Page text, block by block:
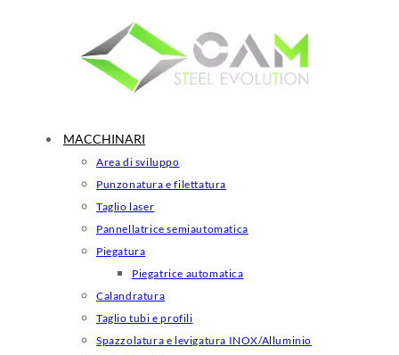
MACCHINARI
Area di sviluppo
Punzonatura e filettatura
Taglio laser
Pannellatrice semiautomatica
Piegatura
Piegatrice automatica
Calandratura
Taglio tubi e profili
Spazzolatura e levigatura INOX/Alluminio